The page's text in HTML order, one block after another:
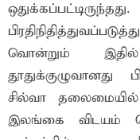
வொன்றும் இதில்
சில்வா தலைமையில்
இலங்கை விடயம்